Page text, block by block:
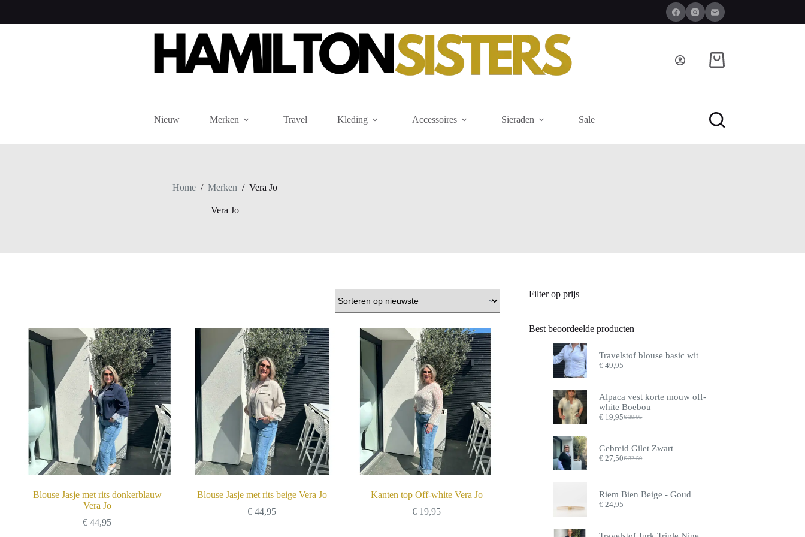
de
Winkelwagen
Nieuw Merken Travel Kleding Accessoires Sieraden Sale
Home / Merken / Vera Jo
Vera Jo
Blouse Jasje met rits donkerblauw
Vera Jo
€ 44,95
Blouse Jasje met rits beige Vera Jo
€ 44,95
Kanten top Off-white Vera Jo
€ 19,95
Filter op prijs
Best beoordeelde producten
Travelstof blouse basic wit
€ 49,95
Alpaca vest korte mouw off-
white Boebou
€39,95
Oorspronkelijke
€ 39,95.
€ 19,95Huidige
€ 19,95.
Gebreid Gilet Zwart
€32,50
Oorspronkelijke
€ 32,50.
€ 27,50Huidige
€ 27,50.
Riem Bien Beige - Goud
€ 24,95